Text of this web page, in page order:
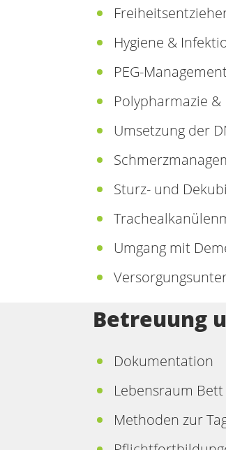
Hygiene &
PEG-
Polypharmazie &
Umsetzung der
Sturz- und
Umgang mit
Betreuung
Dokumentation
Lebensraum Bett
Methoden zur